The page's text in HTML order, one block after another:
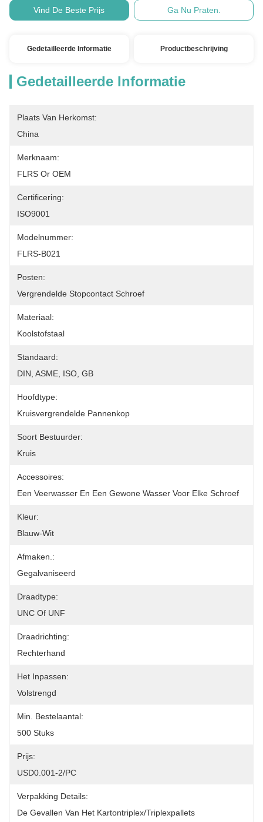
Vind De Beste Prijs Ga Nu Praten.
Gedetailleerde Informatie Productbeschrijving
Gedetailleerde Informatie
Plaats Van Herkomst:
China
Merknaam:
FLRS Or OEM
Certificering:
ISO9001
Modelnummer:
FLRS-B021
Posten:
Vergrendelde Stopcontact Schroef
Materiaal:
Koolstofstaal
Standaard:
DIN, ASME, ISO, GB
Hoofdtype:
Kruisvergrendelde Pannenkop
Soort Bestuurder:
Kruis
Accessoires:
Een Veerwasser En Een Gewone Wasser Voor Elke Schroef
Kleur:
Blauw-Wit
Afmaken.:
Gegalvaniseerd
Draadtype:
UNC Of UNF
Draadrichting:
Rechterhand
Het Inpassen:
Volstrengd
Min. Bestelaantal:
500 Stuks
Prijs:
USD0.001-2/PC
Verpakking Details:
De Gevallen Van Het Kartontriplex/triplexpallets